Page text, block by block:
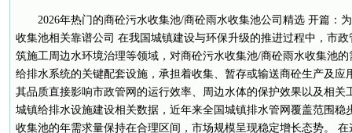
2026年热门的商砼污水收集池/商砼雨水收集池公司精选 开篇：
收集池相关靠谱公司 在我国城镇建设与环保升级的推进过程中，市
筑施工周边水环境治理等领域，对商砼污水收集池/商砼雨水收集池
给排水系统的关键配套设施，承担着收集、暂存或输送商砼生产及应
其品质直接影响市政管网的运行效率、周边水体的保护效果以及相关
城镇给排水设施建设相关数据，近年来全国城镇排水管网覆盖范围稳
收集池的年需求量保持在合理区间，市场规模呈现稳定增长态势。